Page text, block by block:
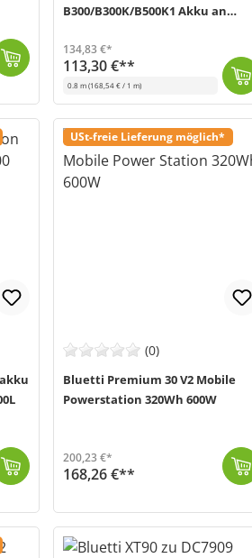
B300/B300K/B500K1 Akku an
134,83 €*
113,30 €**
0.8 m(168,54 € / 1 m)
USt-freie Lieferung möglich*
(0)
Bluetti Premium 30 V2 Mobile
Powerstation 320Wh 600W
200,23 €*
168,26 €**